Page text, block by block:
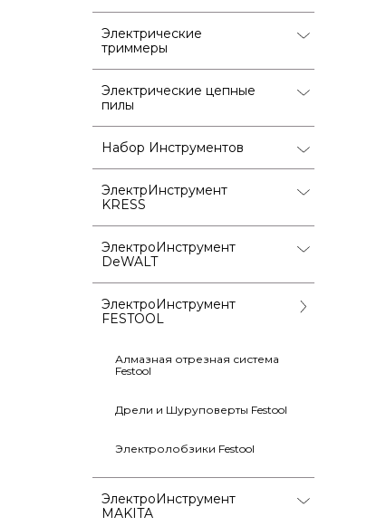
Электрические
триммеры
Электрические цепные
пилы
Набор Инструментов
ЭлектрИнструмент
KRESS
ЭлектроИнструмент
DeWALT
ЭлектроИнструмент
FESTOOL
Алмазная отрезная система
Festool
Дрели и Шуруповерты Festool
Электролобзики Festool
ЭлектроИнструмент
MAKITA